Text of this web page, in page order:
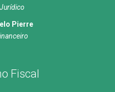
Pierre
Fiscal